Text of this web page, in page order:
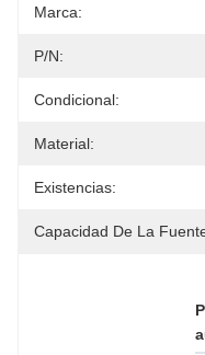
Marca:
P/N:
Condicional:
Material:
Existencias:
Capacidad De La